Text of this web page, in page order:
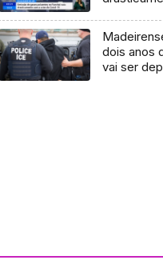
dois anos
vai ser